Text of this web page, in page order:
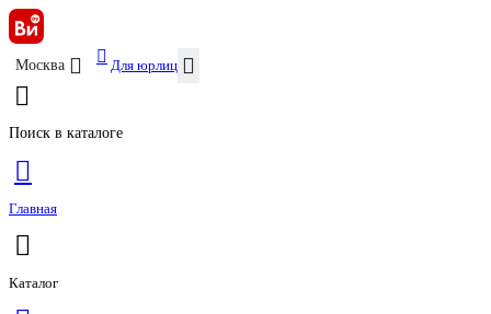
Москва Для юрлиц
Поиск в каталоге
Главная
Каталог